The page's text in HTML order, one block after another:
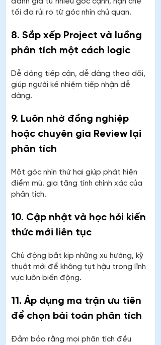
đánh giá từ nhiều góc cạnh, hạn chế
tối đa rủi ro từ góc nhìn chủ quan.
8. Sắp xếp Project và luồng
phân tích một cách logic
Dễ dàng tiếp cận, dễ dàng theo dõi,
giúp người kế nhiệm tiếp nhận dễ
dàng.
9. Luôn nhờ đồng nghiệp
hoặc chuyên gia Review lại
phân tích
Một góc nhìn thứ hai giúp phát hiện
điểm mù, gia tăng tính chính xác của
phân tích.
10. Cập nhật và học hỏi kiến
thức mới liên tục
Chủ động bắt kịp những xu hướng, kỹ
thuật mới để không tụt hậu trong lĩnh
vực luôn biến động.
11. Áp dụng ma trận ưu tiên
để chọn bài toán phân tích
Đảm bảo rằng mọi phân tích đều